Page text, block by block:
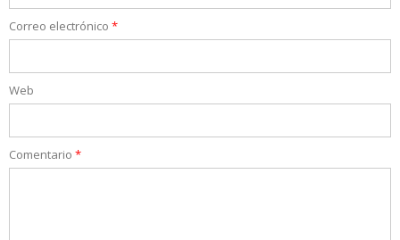
Correo electrónico *
Web
Comentario *